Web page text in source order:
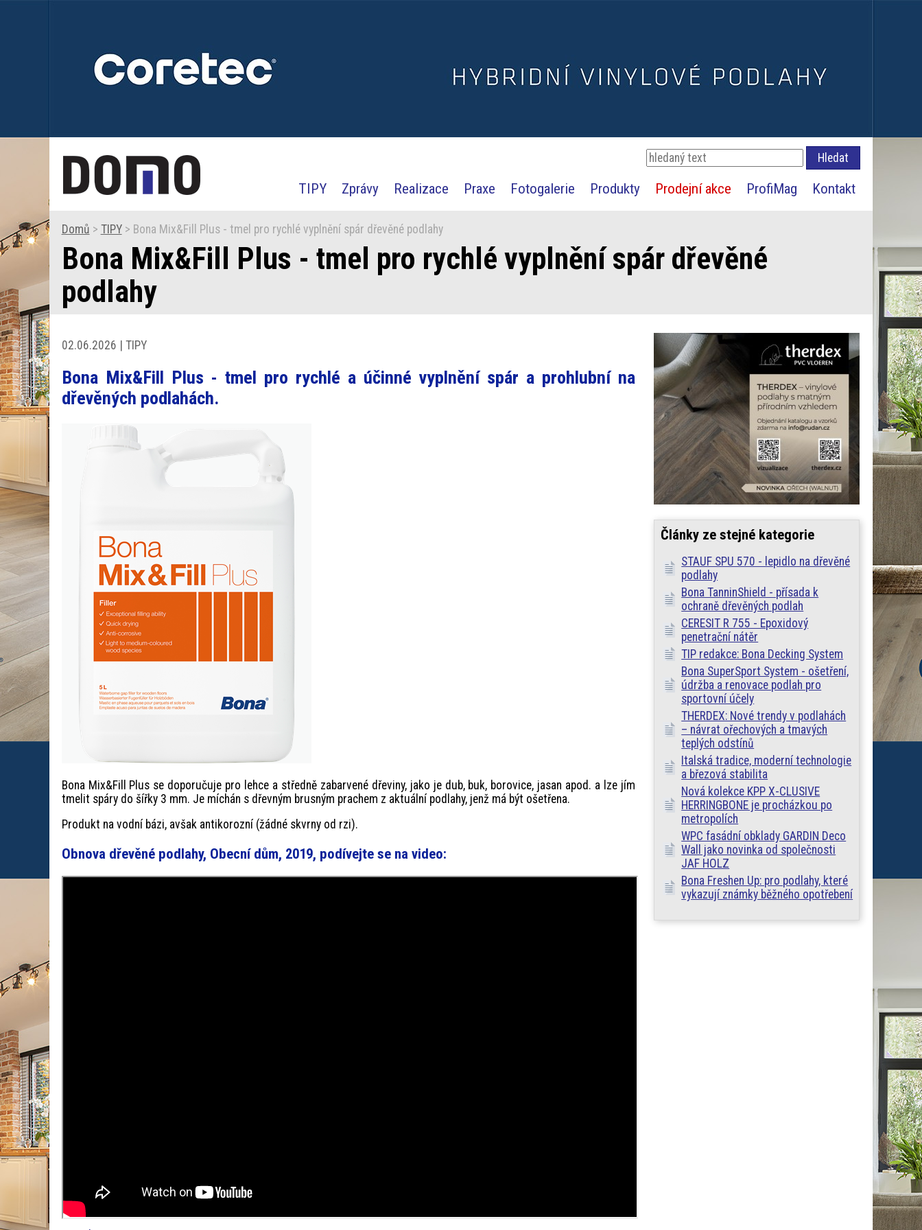
TIPY Zprávy Realizace Praxe Fotogalerie Produkty Prodejní akce ProfiMag Kontakt
Domů > TIPY> Bona Mix&Fill Plus - tmel pro rychlé vyplnění spár dřevěné podlahy
Bona Mix&Fill Plus - tmel pro rychlé vyplnění spár dřevěné
podlahy
Články ze stejné kategorie
STAUF SPU 570 - lepidlo na dřevěné
podlahy
Bona TanninShield - přísada k
ochraně dřevěných podlah
CERESIT R 755 - Epoxidový
penetrační nátěr
TIP redakce: Bona Decking System
Bona SuperSport System - ošetření,
údržba a renovace podlah pro
sportovní účely
THERDEX: Nové trendy v podlahách
– návrat ořechových a tmavých
teplých odstínů
Italská tradice, moderní technologie
a březová stabilita
Nová kolekce KPP X-CLUSIVE
HERRINGBONE je procházkou po
metropolích
WPC fasádní obklady GARDIN Deco
Wall jako novinka od společnosti
JAF HOLZ
Bona Freshen Up: pro podlahy, které
vykazují známky běžného opotřebení
02.06.2026 | TIPY
Bona Mix&Fill Plus - tmel pro rychlé a účinné vyplnění spár a prohlubní na
dřevěných podlahách.
Bona Mix&Fill Plus se doporučuje pro lehce a středně zabarvené dřeviny, jako je dub, buk, borovice, jasan apod. a lze jím
tmelit spáry do šířky 3 mm. Je míchán s dřevným brusným prachem z aktuální podlahy, jenž má být ošetřena.
Produkt na vodní bázi, avšak antikorozní (žádné skvrny od rzi).
Obnova dřevěné podlahy, Obecní dům, 2019, podívejte se na video: